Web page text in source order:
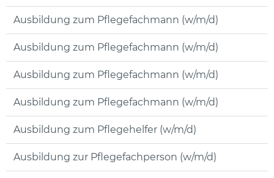
Ausbildung zum Pflegefachmann (w/m/d)
Ausbildung zum Pflegefachmann (w/m/d)
Ausbildung zum Pflegefachmann (w/m/d)
Ausbildung zum Pflegefachmann (w/m/d)
Ausbildung zum Pflegehelfer (w/m/d)
Ausbildung zur Pflegefachperson (w/m/d)